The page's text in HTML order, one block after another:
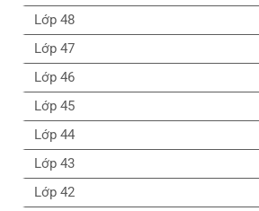
Lớp 48
Lớp 47
Lớp 46
Lớp 45
Lớp 44
Lớp 43
Lớp 42